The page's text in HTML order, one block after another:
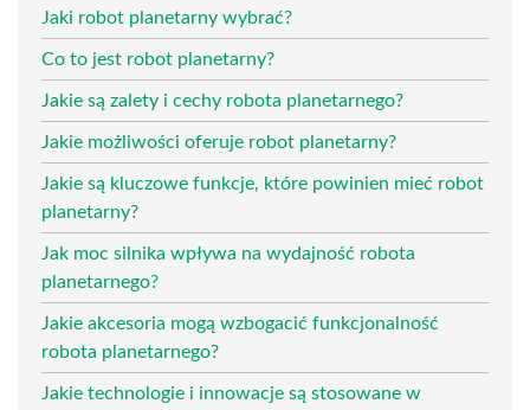
Jaki robot planetarny wybrać?
Co to jest robot planetarny?
Jakie są zalety i cechy robota planetarnego?
Jakie możliwości oferuje robot planetarny?
Jakie są kluczowe funkcje, które powinien mieć robot
planetarny?
Jak moc silnika wpływa na wydajność robota
planetarnego?
Jakie akcesoria mogą wzbogacić funkcjonalność
robota planetarnego?
Jakie technologie i innowacje są stosowane w